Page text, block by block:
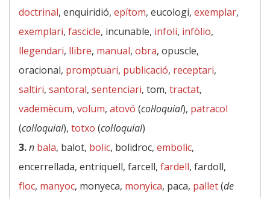
doctrinal, enquiridió, epítom, eucologi, exemplar,
exemplari, fascicle, incunable, infoli, infòlio,
llegendari, llibre, manual, obra, opuscle,
oracional, promptuari, publicació, receptari,
saltiri, santoral, sentenciari, tom, tractat,
vademècum, volum, atovó (col·loquial), patracol
(col·loquial), totxo (col·loquial)
3.n bala, balot, bolic, bolidroc, embolic,
encerrellada, entriquell, farcell, fardell, fardoll,
floc, manyoc, monyeca, monyica, paca, pallet(de